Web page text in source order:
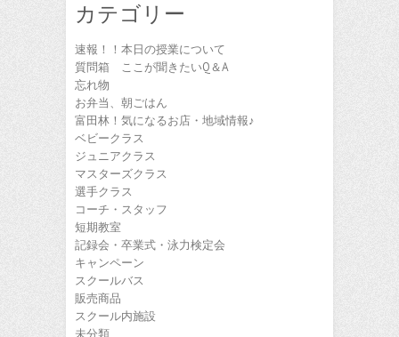
カテゴリー
速報！！本日の授業について
質問箱 ここが聞きたいQ＆A
忘れ物
お弁当、朝ごはん
富田林！気になるお店・地域情報♪
ベビークラス
ジュニアクラス
マスターズクラス
選手クラス
コーチ・スタッフ
短期教室
記録会・卒業式・泳力検定会
キャンペーン
スクールバス
販売商品
スクール内施設
未分類